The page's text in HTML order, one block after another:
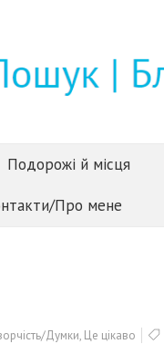
Подорожі й місця
Про мене
Думки, Це цікаво